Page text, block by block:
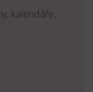
kalendáře,